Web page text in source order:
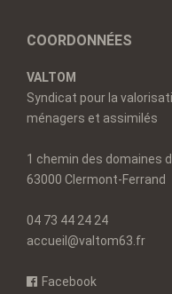
COORDONNÉES
VALTOM
Syndicat pour la
ménagers et assimilés
1 chemin des domaines
63000 Clermont-Ferrand
04 73 44 24 24
accueil@valtom63.fr
Facebook